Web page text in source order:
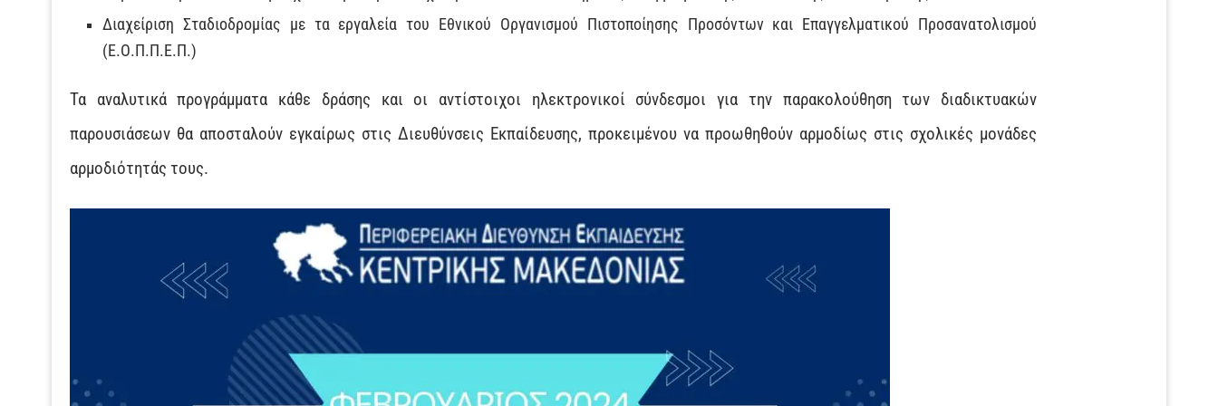
Διαχείριση Σταδιοδρομίας με τα εργαλεία του Εθνικού Οργανισμού Πιστοποίησης Προσόντων και Επαγγελματικού Προσανατολισμού
(Ε.Ο.Π.Π.Ε.Π.)
Τα αναλυτικά προγράμματα κάθε δράσης και οι αντίστοιχοι ηλεκτρονικοί σύνδεσμοι για την παρακολούθηση των διαδικτυακών
παρουσιάσεων θα αποσταλούν εγκαίρως στις Διευθύνσεις Εκπαίδευσης, προκειμένου να προωθηθούν αρμοδίως στις σχολικές μονάδες
αρμοδιότητάς τους.